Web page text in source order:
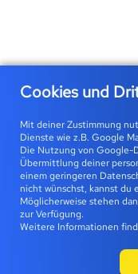
Cookies und
Mit deiner Zustimmung
Dienste wie z.B. Google
Die Nutzung von Google-
Übermittlung deiner
einem geringeren
nicht wünschst, kannst
Möglicherweise stehen
zur Verfügung.
Weitere Informationen